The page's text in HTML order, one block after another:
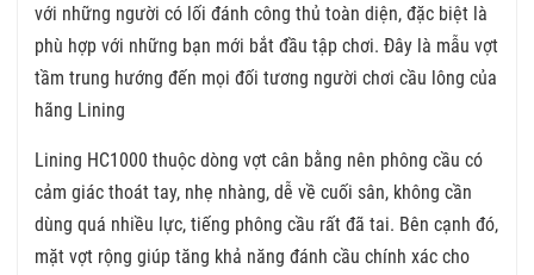
với những người có lối đánh công thủ toàn diện, đặc biệt là
phù hợp với những bạn mới bắt đầu tập chơi. Đây là mẫu vợt
tầm trung hướng đến mọi đối tương người chơi cầu lông của
hãng Lining
Lining HC1000 thuộc dòng vợt cân bằng nên phông cầu có
cảm giác thoát tay, nhẹ nhàng, dễ về cuối sân, không cần
dùng quá nhiều lực, tiếng phông cầu rất đã tai. Bên cạnh đó,
mặt vợt rộng giúp tăng khả năng đánh cầu chính xác cho